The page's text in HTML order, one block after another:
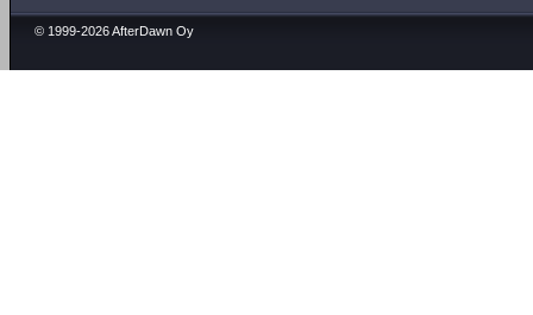
© 1999-2026 AfterDawn Oy